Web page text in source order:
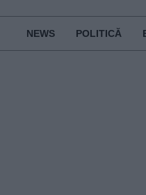
NEWS POLITICĂ